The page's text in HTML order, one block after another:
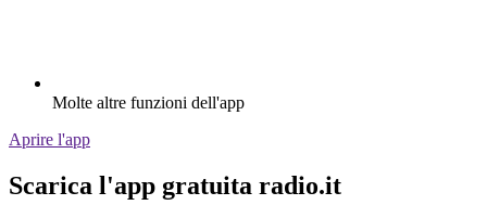
Molte altre funzioni dell'app
Aprire l'app
Scarica l'app gratuita radio.it